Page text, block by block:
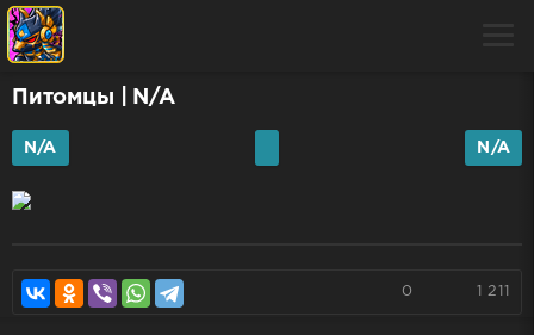
Питомцы | N/A
N/A N/A
0 1 211